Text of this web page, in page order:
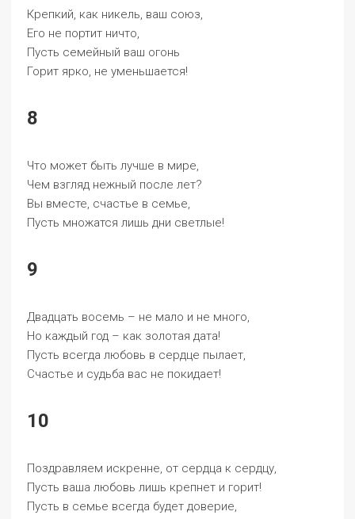
Крепкий, как никель, ваш союз,
Его не портит ничто,
Пусть семейный ваш огонь
Горит ярко, не уменьшается!
8
Что может быть лучше в мире,
Чем взгляд нежный после лет?
Вы вместе, счастье в семье,
Пусть множатся лишь дни светлые!
9
Двадцать восемь – не мало и не много,
Но каждый год – как золотая дата!
Пусть всегда любовь в сердце пылает,
Счастье и судьба вас не покидает!
10
Поздравляем искренне, от сердца к сердцу,
Пусть ваша любовь лишь крепнет и горит!
Пусть в семье всегда будет доверие,